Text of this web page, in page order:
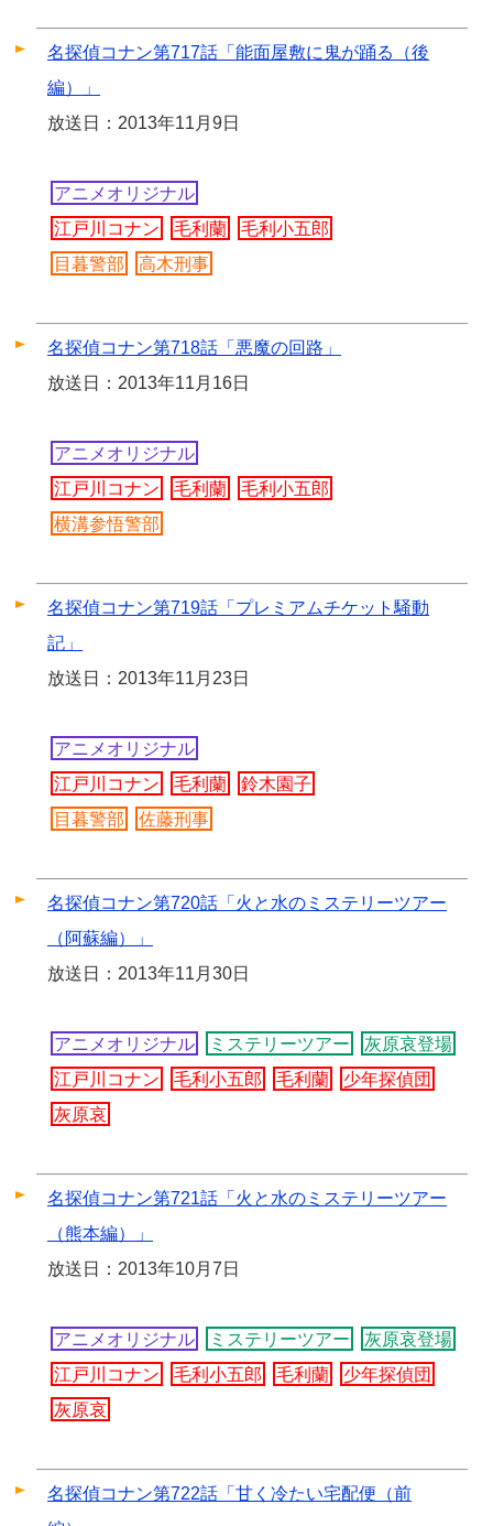
名探偵コナン第717話「能面屋敷に鬼が踊る（後
編）」
放送日：2013年11月9日
アニメオリジナル
江戸川コナン
毛利蘭
毛利小五郎
目暮警部
高木刑事
名探偵コナン第718話「悪魔の回路」
放送日：2013年11月16日
アニメオリジナル
江戸川コナン
毛利蘭
毛利小五郎
横溝参悟警部
名探偵コナン第719話「プレミアムチケット騒動
記」
放送日：2013年11月23日
アニメオリジナル
江戸川コナン
毛利蘭
鈴木園子
目暮警部
佐藤刑事
名探偵コナン第720話「火と水のミステリーツアー
（阿蘇編）」
放送日：2013年11月30日
アニメオリジナル ミステリーツアー
灰原哀登場
江戸川コナン
毛利小五郎 毛利蘭
少年探偵団
灰原哀
名探偵コナン第721話「火と水のミステリーツアー
（熊本編）」
放送日：2013年10月7日
アニメオリジナル ミステリーツアー
灰原哀登場
江戸川コナン
毛利小五郎 毛利蘭
少年探偵団
灰原哀
名探偵コナン第722話「甘く冷たい宅配便（前